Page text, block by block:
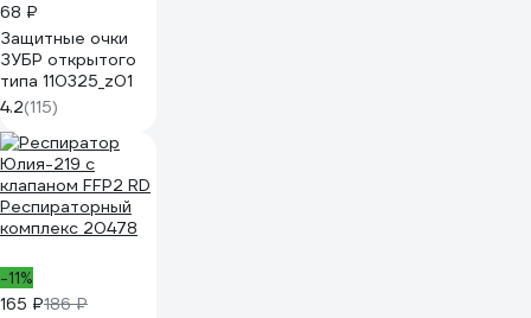
68 ₽
Защитные очки
ЗУБР открытого
типа 110325_z01
4.2(115)
-11%
165 ₽186 ₽